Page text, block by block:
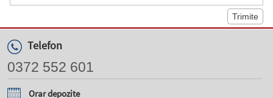
Telefon
0372 552 601
Orar depozite